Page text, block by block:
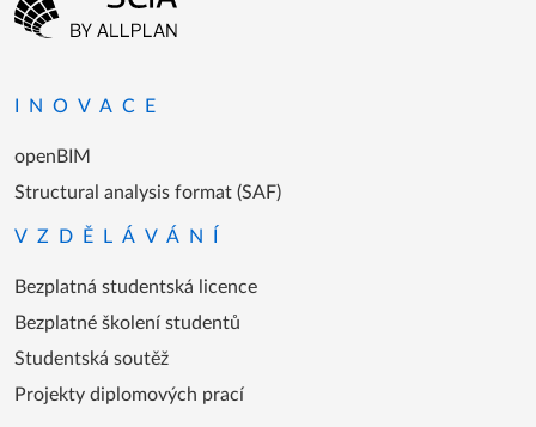
INOVACE
openBIM
Structural analysis format (SAF)
VZDĚLÁVÁNÍ
Bezplatná studentská licence
Bezplatné školení studentů
Studentská soutěž
Projekty diplomových prací